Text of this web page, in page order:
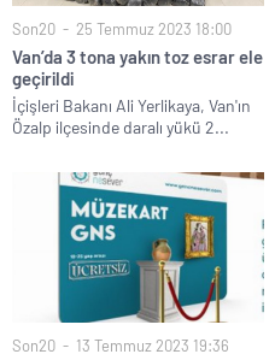
Son20 25 Temmuz 2023 18:00
Van’da 3 tona yakın toz esrar ele
geçirildi
İçişleri Bakanı Ali Yerlikaya, Van'ın
Özalp ilçesinde daralı yükü 2...
Son20 13 Temmuz 2023 19:36